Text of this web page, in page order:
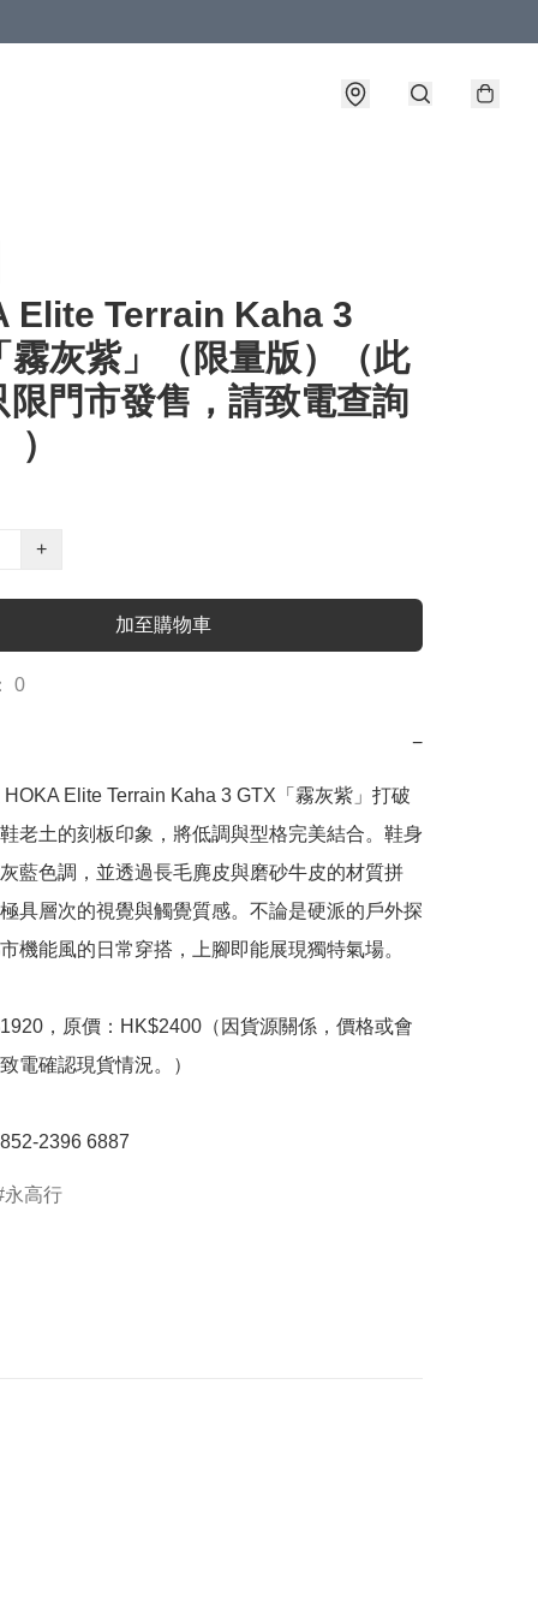
Elite Terrain Kaha 3
霧灰紫」（限量版）（此
限門市發售，請致電查詢
+
加至購物車
0
−
Elite Terrain Kaha 3 GTX「霧灰紫」打破
老土的刻板印象，將低調與型格完美結合。鞋身
藍色調，並透過長毛麂皮與磨砂牛皮的材質拼
具層次的視覺與觸覺質感。不論是硬派的戶外探
機能風的日常穿搭，上腳即能展現獨特氣場。
，原價：HK$2400（因貨源關係，價格或會
電確認現貨情況。）
2396 6887
永高行